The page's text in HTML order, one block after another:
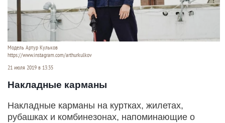
Модель Артур Кульков
https://www.instagram.com/arthurkulkov
21 июля 2019 в 13:35
Накладные карманы
Накладные карманы на куртках, жилетах,
рубашках и комбинезонах, напоминающие о